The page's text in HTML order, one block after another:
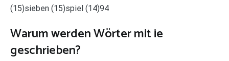
(15)sieben (15)spiel (14)94
Warum werden Wörter mit ie
geschrieben?